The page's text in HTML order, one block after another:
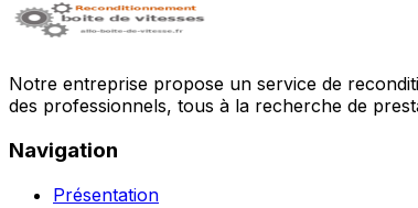
Notre entreprise propose un service de
des professionnels, tous à la recherche de
Navigation
Présentation